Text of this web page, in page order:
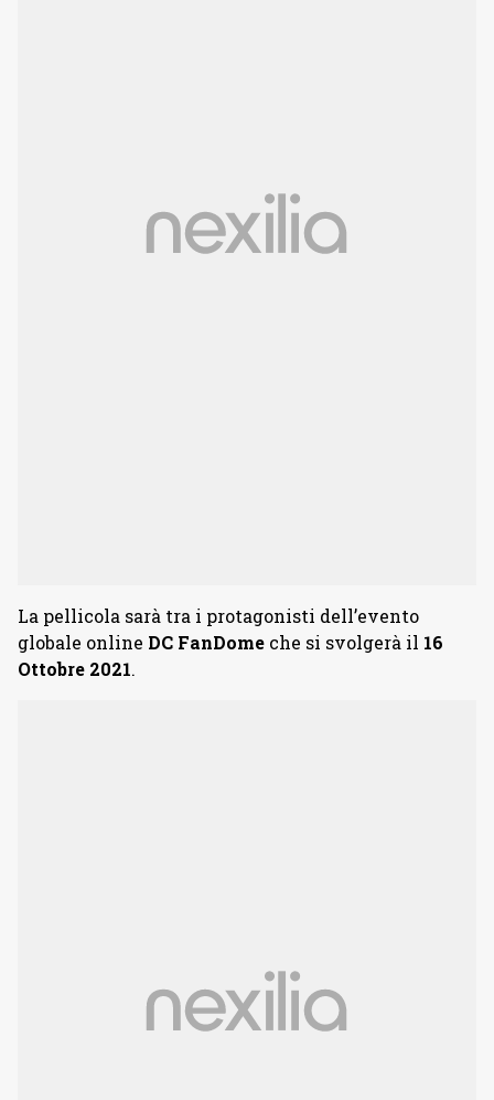
La pellicola sarà tra i protagonisti dell’evento
globale online DC FanDome che si svolgerà il 16
Ottobre 2021.